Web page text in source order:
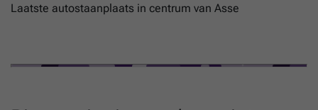
Laatste autostaanplaats in centrum van Asse